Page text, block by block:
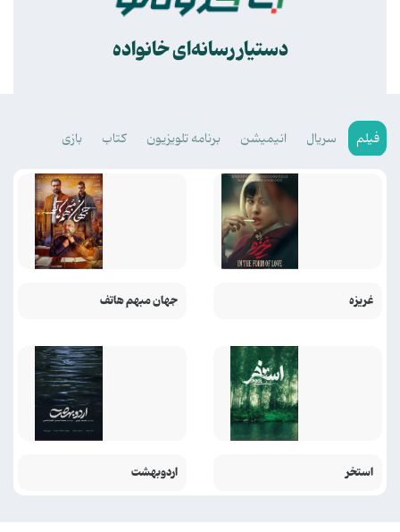
دستیار رسانه‌ای خانواده
فیلم سریال انیمیشن برنامه تلویزیون کتاب بازی
غریزه جهان مبهم هاتف
استخر اردوبهشت